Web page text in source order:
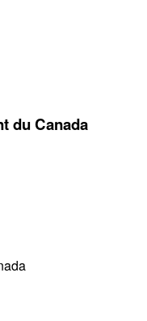
du Canada